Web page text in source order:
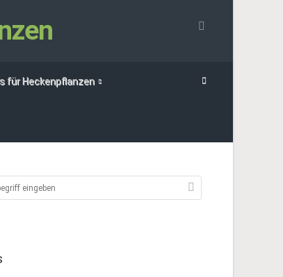
für Heckenpflanzen